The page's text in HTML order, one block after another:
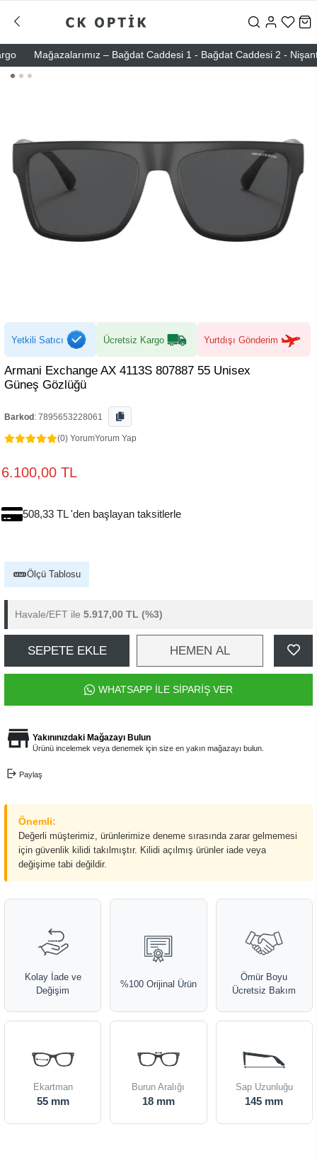
Mağazalarımız – Bağdat Caddesi 1 - Bağdat Caddesi 2 -
Yetkili Satıcı Ücretsiz Kargo Yurtdışı Gönderim
Armani Exchange AX 4113S 807887 55 Unisex
Güneş Gözlüğü
Barkod : 7895653228061
(0) YorumYorum Yap
6.100,00 TL
508,33 TL 'den başlayan taksitlerle
Ölçü Tablosu
Havale/EFT ile 5.917,00 TL (%3)
SEPETE EKLE HEMEN AL
WHATSAPP İLE SİPARİŞ VER
Yakınınızdaki Mağazayı Bulun
Ürünü incelemek veya denemek için size en yakın mağazayı bulun.
Paylaş
Önemli:
Değerli müşterimiz, ürünlerimize deneme sırasında zarar gelmemesi
için güvenlik kilidi takılmıştır. Kilidi açılmış ürünler iade veya
değişime tabi değildir.
Kolay İade ve
Değişim
%100 Orijinal Ürün
Ömür Boyu
Ücretsiz Bakım
Ekartman
55 mm
Burun Aralığı
18 mm
Sap Uzunluğu
145 mm